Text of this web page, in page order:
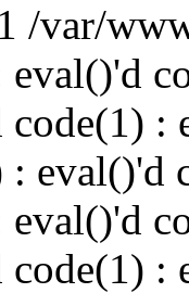
/var/
:
: eval()'d
: